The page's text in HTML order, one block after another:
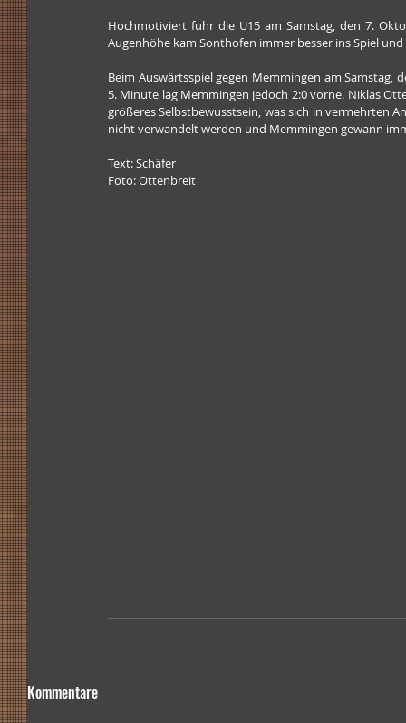
Hochmotiviert fuhr die U15 am Samstag, den 7.
Augenhöhe kam Sonthofen immer besser ins Spiel
Beim Auswärtsspiel gegen Memmingen am Samstag,
5. Minute lag Memmingen jedoch 2:0 vorne. Niklas
größeres Selbstbewusstsein, was sich in vermehrten
nicht verwandelt werden und Memmingen gewann
Text: Schäfer
Foto: Ottenbreit
Kommentare